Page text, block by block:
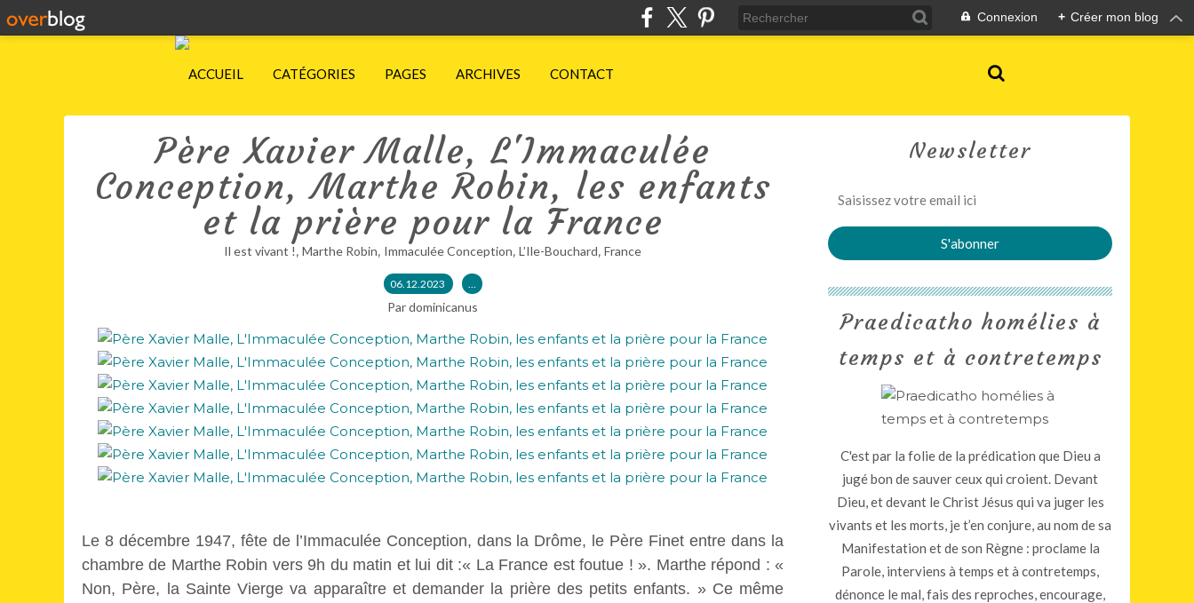
Connexion + Créer mon blog
ACCUEIL CATÉGORIES PAGES ARCHIVES CONTACT
Père Xavier Malle, L'Immaculée
Conception, Marthe Robin, les enfants
et la prière pour la France
Il est vivant !, Marthe Robin, Immaculée Conception, L’Ile-Bouchard, France
06.12.2023 …
Par dominicanus
Le 8 décembre 1947, fête de l’Immaculée Conception, dans la Drôme, le Père Finet entre dans la
chambre de Marthe Robin vers 9h du matin et lui dit :« La France est foutue ! ». Marthe répond : «
Non, Père, la Sainte Vierge va apparaître et demander la prière des petits enfants. » Ce même
Newsletter
Praedicatho homélies à
temps et à contretemps
C'est par la folie de la prédication que Dieu a
jugé bon de sauver ceux qui croient. Devant
Dieu, et devant le Christ Jésus qui va juger les
vivants et les morts, je t’en conjure, au nom de sa
Manifestation et de son Règne : proclame la
Parole, interviens à temps et à contretemps,
dénonce le mal, fais des reproches, encourage,